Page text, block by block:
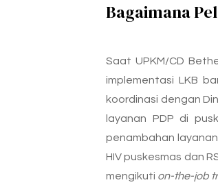
Bagaimana
Saat UPKM/CD
implementasi LKB
koordinasi dengan
layanan PDP di
penambahan
HIV puskesmas dan
mengikuti on-the-job